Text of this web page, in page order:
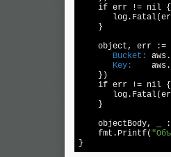
    if err !=
nil
    }
object, err
       Bucket:
       Key:
    })
    if err !=
nil
    }
objectBody, _
    fmt.Printf(